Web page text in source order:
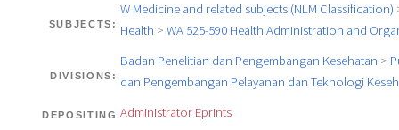
SUBJECTS:
W Medicine and related subjects (NLM Classification)
Health > WA 525-590 Health Administration and
DIVISIONS:
Badan Penelitian dan Pengembangan Kesehatan >
dan Pengembangan Pelayanan dan Teknologi
DEPOSITING Administrator Eprints